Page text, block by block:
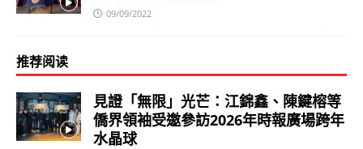
09/09/2022
推荐阅读
見證「無限」光芒：江錦鑫、陳鍵榕等
僑界領袖受邀參訪2026年時報廣場跨年
水晶球